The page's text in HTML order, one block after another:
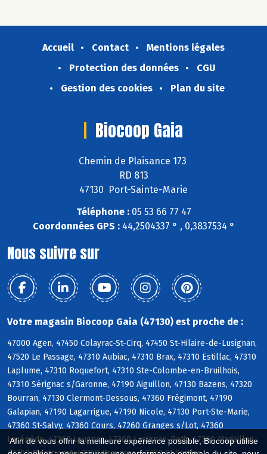
Afin de vous offrir la meilleure expérience possible, Biocoop utilise
Accueil Contact
Mentions légales
Protection des données
CGU
Gestion des cookies
Plan du site
Biocoop Gaia
Chemin de Plaisance 173
RD 813
47130 Port-Sainte-Marie
Téléphone :05 53 66 77 47
Coordonnées GPS :44,2504337 ° , 0,3837534 °
Nous suivre sur
Votre magasin Biocoop Gaia (47130) est proche de :
47000 Agen, 47450 Colayrac-St-Cirq, 47450 St-Hilaire-de-Lusignan,
47520 Le Passage, 47310 Aubiac, 47310 Brax, 47310 Estillac, 47310
Laplume, 47310 Roquefort, 47310 Ste-Colombe-en-Bruilhois,
47310 Sérignac s/Garonne, 47190 Aiguillon, 47130 Bazens, 47320
Bourran, 47130 Clermont-Dessous, 47360 Frégimont, 47190
Galapian, 47190 Lagarrigue, 47190 Nicole, 47130 Port-Ste-Marie,
47360 St-Salvy, 47360 Cours, 47260 Granges s/Lot, 47360
Lacépède, 47360 Laugnac, 47360 Lusignan-Petit, 47360 Madaillan,